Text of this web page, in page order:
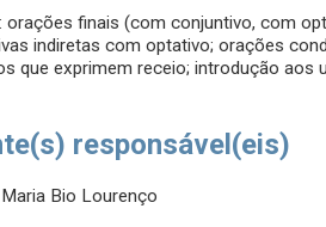
orações finais (com conjuntivo, com
indiretas com optativo; orações
que exprimem receio; introdução aos
responsável(eis)
Bio Lourenço